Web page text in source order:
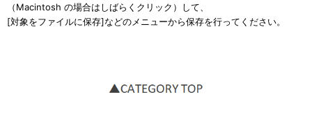
（Macintosh の場合はしばらくクリック）して、
[対象をファイルに保存]などのメニューから保存を行ってください。